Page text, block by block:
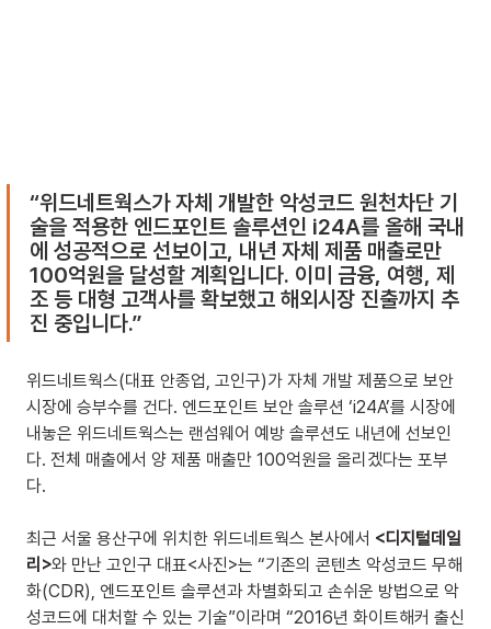
“위드네트웍스가 자체 개발한 악성코드 원천차단 기
술을 적용한 엔드포인트 솔루션인 i24A를 올해 국내
에 성공적으로 선보이고, 내년 자체 제품 매출로만
100억원을 달성할 계획입니다. 이미 금융, 여행, 제
조 등 대형 고객사를 확보했고 해외시장 진출까지 추
진 중입니다.”
위드네트웍스(대표 안종업, 고인구)가 자체 개발 제품으로 보안
시장에 승부수를 건다. 엔드포인트 보안 솔루션 ‘i24A’를 시장에
내놓은 위드네트웍스는 랜섬웨어 예방 솔루션도 내년에 선보인
다. 전체 매출에서 양 제품 매출만 100억원을 올리겠다는 포부
다.
최근 서울 용산구에 위치한 위드네트웍스 본사에서 <디지털데일
리>와 만난 고인구 대표<사진>는 “기존의 콘텐츠 악성코드 무해
화(CDR), 엔드포인트 솔루션과 차별화되고 손쉬운 방법으로 악
성코드에 대처할 수 있는 기술”이라며 “2016년 화이트해커 출신